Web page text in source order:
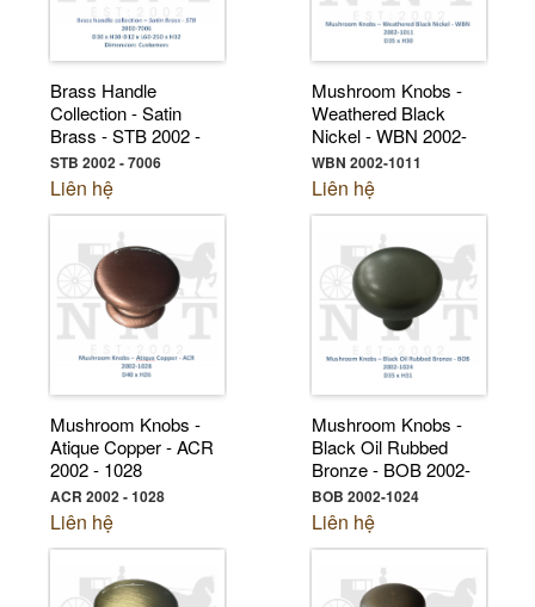
Brass Handle
Collection - Satin
Brass - STB 2002 -
7006
STB 2002 - 7006
Liên hệ
Mushroom Knobs -
Weathered Black
Nickel - WBN 2002-
1011
WBN 2002-1011
Liên hệ
Mushroom Knobs -
Atique Copper - ACR
2002 - 1028
ACR 2002 - 1028
Liên hệ
Mushroom Knobs -
Black Oil Rubbed
Bronze - BOB 2002-
1024
BOB 2002-1024
Liên hệ